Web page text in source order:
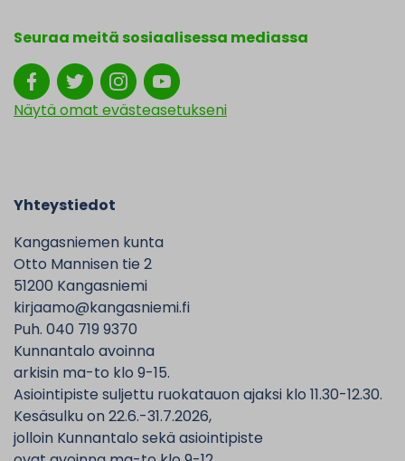
Seuraa meitä sosiaalisessa mediassa
Näytä omat evästeasetukseni
Yhteystiedot
Kangasniemen kunta
Otto Mannisen tie 2
51200 Kangasniemi
kirjaamo@kangasniemi.fi
Puh. 040 719 9370
Kunnantalo avoinna
arkisin ma-to klo 9-15.
Asiointipiste suljettu ruokatauon ajaksi klo 11.30-12.30.
Kesäsulku on 22.6.-31.7.2026,
jolloin Kunnantalo sekä asiointipiste